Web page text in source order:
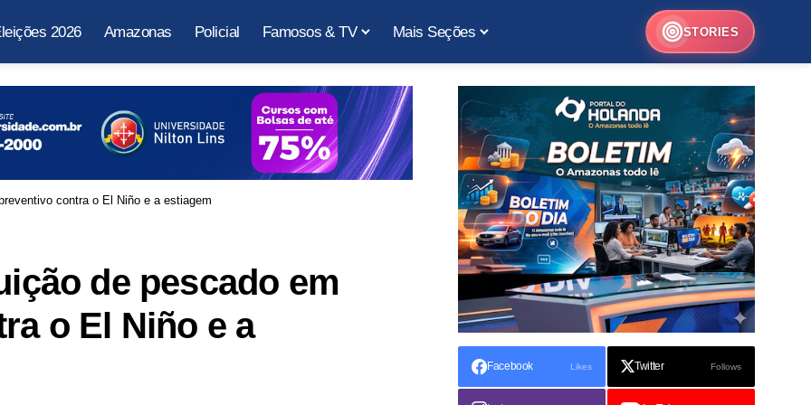
2026 Amazonas Policial Famosos & TV Mais Seções STORIES
contra o El Niño e a estiagem
de pescado em
o El Niño e a
Facebook Likes Twitter Follows